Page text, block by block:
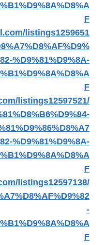
F
listings1259651
82-%D9%81%D9%8A-
F
listings12597521/
%D9%81%D9%8A-
F
listings12597138/
-
F